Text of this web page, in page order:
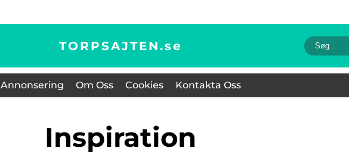
TORPSAJTEN.se
Annonsering Om Oss Cookies Kontakta Oss
inspiration